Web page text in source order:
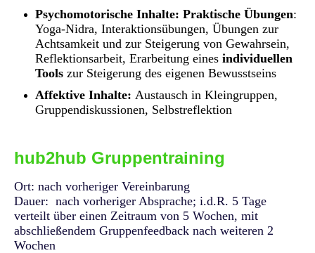
Psychomotorische Inhalte: Praktische Übungen:
Yoga-Nidra, Interaktionsübungen, Übungen zur
Achtsamkeit und zur Steigerung von Gewahrsein,
Reflektionsarbeit, Erarbeitung eines individuellen
Tools zur Steigerung des eigenen Bewusstseins
Affektive Inhalte: Austausch in Kleingruppen,
Gruppendiskussionen, Selbstreflektion
hub2hub Gruppentraining
Ort: nach vorheriger Vereinbarung
Dauer: nach vorheriger Absprache; i.d.R. 5 Tage
verteilt über einen Zeitraum von 5 Wochen, mit
abschließendem Gruppenfeedback nach weiteren 2
Wochen